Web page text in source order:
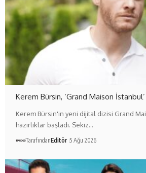
Kerem Bürsin, ‘Grand Maison
Kerem Bürsin'in yeni dijital dizisi Grand
hazırlıklar başladı. Sekiz…
TarafındanEditör 5 Ağu 2026